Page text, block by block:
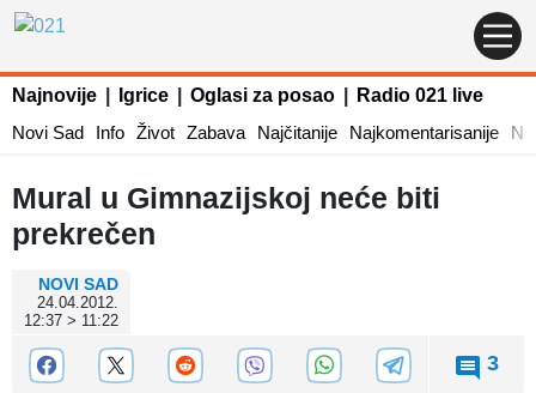
Najnovije Igrice Oglasi za posao
Radio 021 live
Novi Sad
Info Život Zabava Najčitanije Najkomentarisanije
Mural u Gimnazijskoj neće biti
prekrečen
NOVI SAD
24.04.2012.
12:37 > 11:22
3